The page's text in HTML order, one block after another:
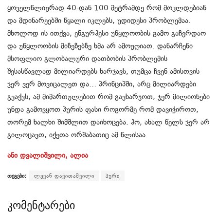
ყოველწლიურად 40-დან 100 მეტრამდე რომ მოკლდებიან
და მდინარეებში წყალი იკლებს, უდიდესი პრობლემაა.
მხოლოდ ის ითქვა, ენგურჰესი უწყლოობის გამო გაჩერდაო
და უწყლოობის მიზეზებზე ხმა არ ამოუღიათ. დანარჩენი
მსოფლიო გლობალური დათბობის პრობლემის
შესასწავლად მილიარდებს ხარჯავს, თუმცა ჩვენ ამისთვის
ჯერ ვერ მოვიცალეთ და… პრინციპში, არც მილიარდები
გვაქვს, ამ მიმართულებით რომ გავხარჯოთ, ჯერ მილიონები
უნდა გამოვყოთ პურის ფასი როგორმე რომ დავიჭიროთ,
თორემ ხალხი შიმშლით დაიხოცება. ჰო, ახალ წელს ჯერ არ
გილოცავთ, იქეთა ორშაბათიც ამ წლისაა.
ანი დვალიშვილი, ალია
თეგები: ლევან დავითაშვილი პური
კომენტარები